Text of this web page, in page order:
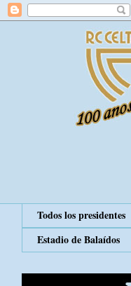
Todos los presidentes
Estadio de Balaídos